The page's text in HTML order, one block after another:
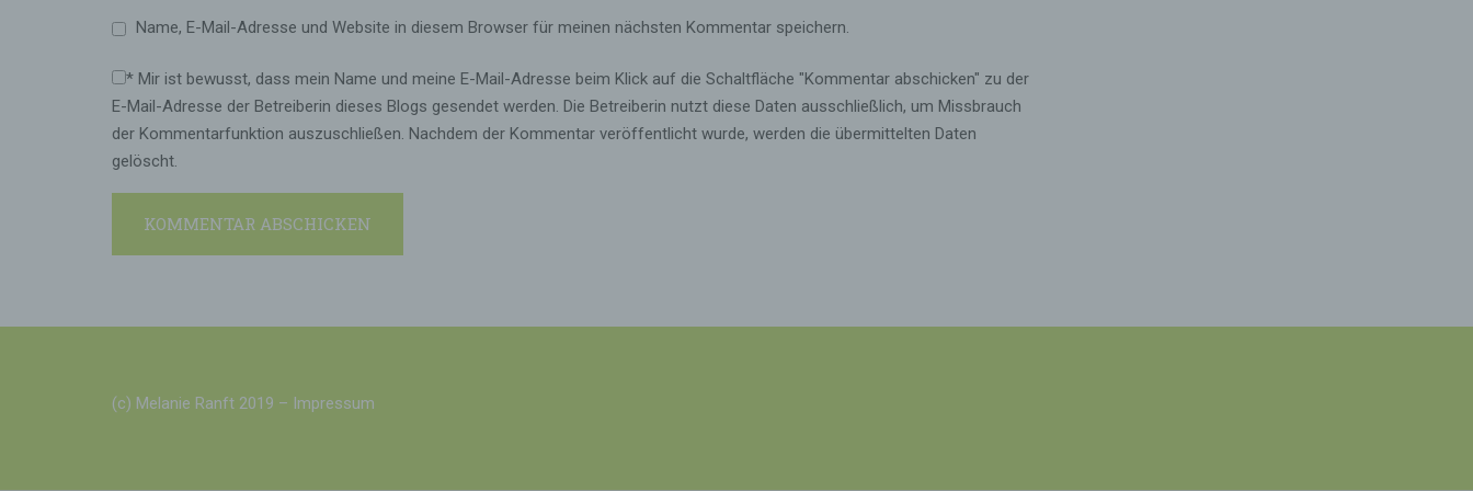
Name, E-Mail-Adresse und Website in diesem Browser für meinen nächsten Kommentar speichern.
* Mir ist bewusst, dass mein Name und meine E-Mail-Adresse beim Klick auf die Schaltfläche "Kommentar abschicken" zu der
E-Mail-Adresse der Betreiberin dieses Blogs gesendet werden. Die Betreiberin nutzt diese Daten ausschließlich, um Missbrauch
der Kommentarfunktion auszuschließen. Nachdem der Kommentar veröffentlicht wurde, werden die übermittelten Daten
gelöscht.
(c) Melanie Ranft 2019 – Impressum
Offenlegung durch Übermittlung, Verbreitung oder eine andere Form der
d) Einschränkung der Verarbeitung